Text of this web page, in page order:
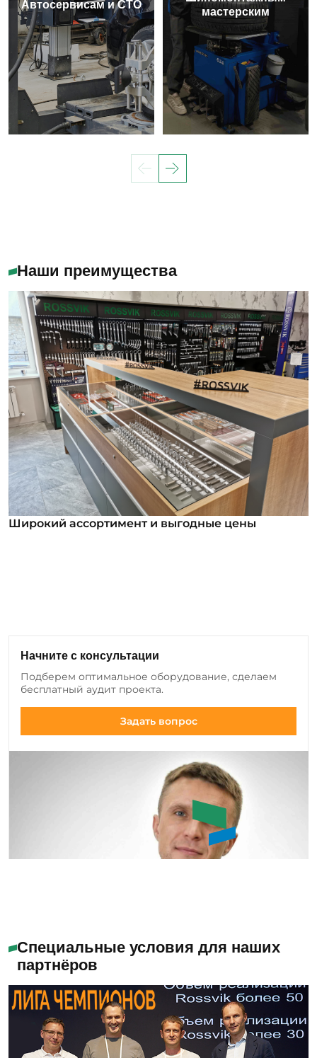
Автосервисам и СТО
мастерским
Наши преимущества
Широкий ассортимент и выгодные цены
добавляем новые позиции оборудования и
инструмента, а также совершенствуем
существующие модели.
Начните с консультации
Подберем оптимальное оборудование, сделаем
бесплатный аудит проекта.
Задать вопрос
Специальные условия для наших
партнёров